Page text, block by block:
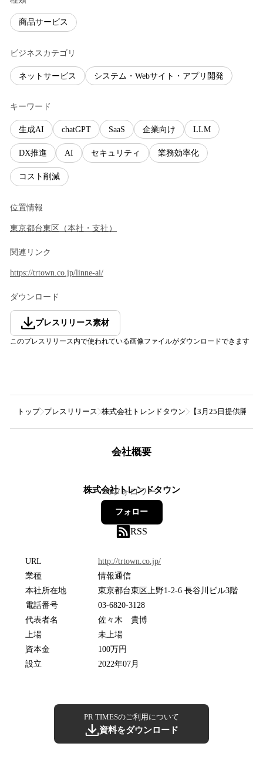
商品サービス
ビジネスカテゴリ
ネットサービス システム・Webサイト・アプリ開発
キーワード
生成AI chatGPT SaaS 企業向け LLM
DX推進 AI セキュリティ 業務効率化
コスト削減
位置情報
東京都台東区 （本社・支社 ）
関連リンク
https://trtown.co.jp/linne-ai/
ダウンロード
プレスリリース素材
このプレスリリース内で使われている画像ファイルがダウンロードできます
トップ プレスリリース 株式会社トレンドタウン 【3月25日提供開始
会社概要
株式会社トレンドタウン
0フォロワー
フォロー
RSS
URL
http://trtown.co.jp/
業種
情報通信
本社所在地
東京都台東区上野1-2-6 長谷川ビル3階
電話番号
03-6820-3128
代表者名
佐々木 貴博
上場
未上場
資本金
100万円
設立
2022年07月
PR TIMESのご利用について
資料をダウンロード